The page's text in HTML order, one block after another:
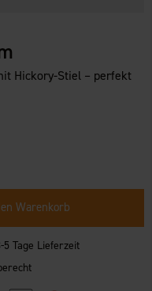
Hickory-Stiel – perfekt
Warenkorb
5 Tage Lieferzeit